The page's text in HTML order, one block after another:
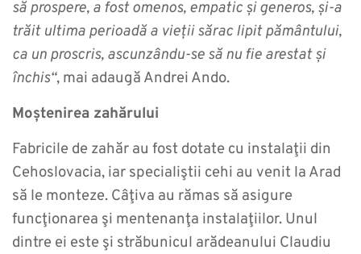
să prospere, a fost omenos, empatic și generos, și-a
trăit ultima perioadă a vieții sărac lipit pământului,
ca un proscris, ascunzându-se să nu fie arestat și
închis“, mai adaugă Andrei Ando.
Moștenirea zahărului
Fabricile de zahăr au fost dotate cu instalaţii din
Cehoslovacia, iar specialiştii cehi au venit la Arad
să le monteze. Câţiva au rămas să asigure
funcţionarea şi mentenanţa instalaţiilor. Unul
dintre ei este şi străbunicul arădeanului Claudiu